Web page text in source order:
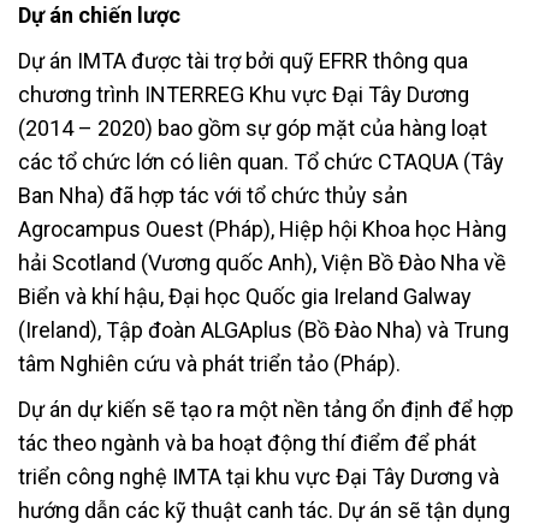
Dự án chiến lược
Dự án IMTA được tài trợ bởi quỹ EFRR thông qua
chương trình INTERREG Khu vực Đại Tây Dương
(2014 – 2020) bao gồm sự góp mặt của hàng loạt
các tổ chức lớn có liên quan. Tổ chức CTAQUA (Tây
Ban Nha) đã hợp tác với tổ chức thủy sản
Agrocampus Ouest (Pháp), Hiệp hội Khoa học Hàng
hải Scotland (Vương quốc Anh), Viện Bồ Đào Nha về
Biển và khí hậu, Đại học Quốc gia Ireland Galway
(Ireland), Tập đoàn ALGAplus (Bồ Đào Nha) và Trung
tâm Nghiên cứu và phát triển tảo (Pháp).
Dự án dự kiến sẽ tạo ra một nền tảng ổn định để hợp
tác theo ngành và ba hoạt động thí điểm để phát
triển công nghệ IMTA tại khu vực Đại Tây Dương và
hướng dẫn các kỹ thuật canh tác. Dự án sẽ tận dụng